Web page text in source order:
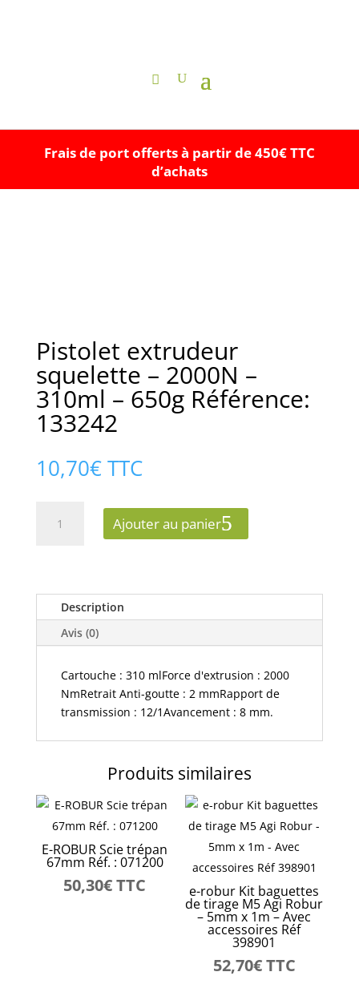
Frais de port offerts à partir de 450€ TTC
d’achats
Pistolet extrudeur
squelette – 2000N –
310ml – 650g Référence:
133242
10,70€ TTC
2000N
Référence:
Ajouter au panier
Description
Avis (0)
Cartouche : 310 mlForce d'extrusion : 2000
NmRetrait Anti-goutte : 2 mmRapport de
transmission : 12/1Avancement : 8 mm.
Produits similaires
E-ROBUR Scie trépan
67mm Réf. : 071200
50,30€TTC e-robur Kit baguettes
de tirage M5 Agi Robur
– 5mm x 1m – Avec
accessoires Réf
398901
52,70€TTC